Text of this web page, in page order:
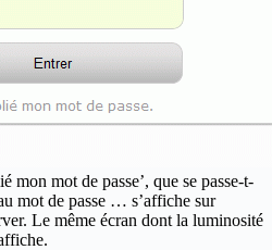
mon mot de passe’, que se passe-t-
mot de passe … s’affiche sur
Le même écran dont la luminosité